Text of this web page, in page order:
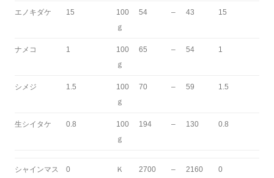
エノキダケ 15
100
ｇ
54 – 43 15
ナメコ 1
100
ｇ
65 – 54 1
シメジ 1.5
100
ｇ
70 – 59 1.5
生シイタケ 0.8
100
ｇ
194 – 130 0.8
シャインマス
0 Ｋ 2700 – 2160 0